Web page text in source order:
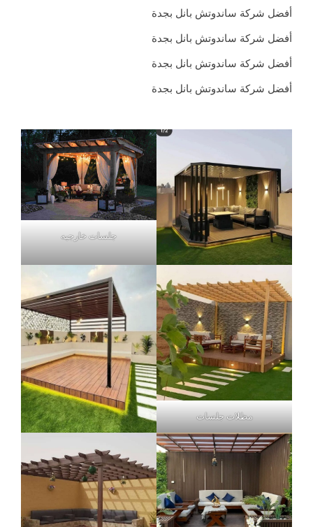
أفضل شركة ساندوتش بانل بجدة
أفضل شركة ساندوتش بانل بجدة
أفضل شركة ساندوتش بانل بجدة
أفضل شركة ساندوتش بانل بجدة
جلسات خارجيه
مظلات جلسات